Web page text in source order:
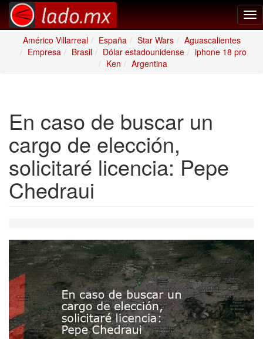
Américo Villarreal
España Star Wars
Aguascalientes
Empresa
Brasil Dólar estadounidense
iphone 18 pro
Ken
Argentina
En caso de buscar un
cargo de elección,
solicitaré licencia: Pepe
Chedraui